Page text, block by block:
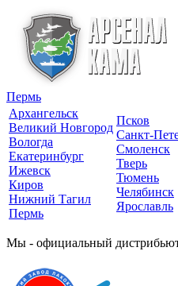
Пермь
Архангельск
Великий Новгород
Вологда
Екатеринбург
Ижевск
Киров
Нижний Тагил
Пермь
Псков
Санкт-
Смоленск
Тверь
Тюмень
Челябинск
Ярославль
Мы - официальный